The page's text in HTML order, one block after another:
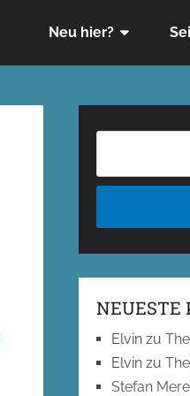
Neu hier?
NEUESTE
Elvin zu
Elvin zu
Stefan